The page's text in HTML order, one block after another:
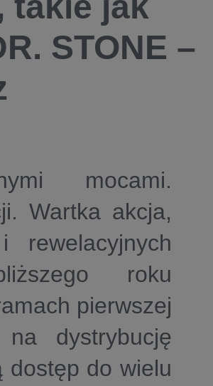
STONE –
mocami.
Wartka akcja,
roku
pierwszej
dystrybucję
dostęp do wielu